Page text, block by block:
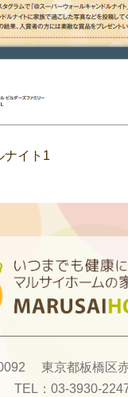
ナイト1
東京都板橋区
TEL： 03-3930-